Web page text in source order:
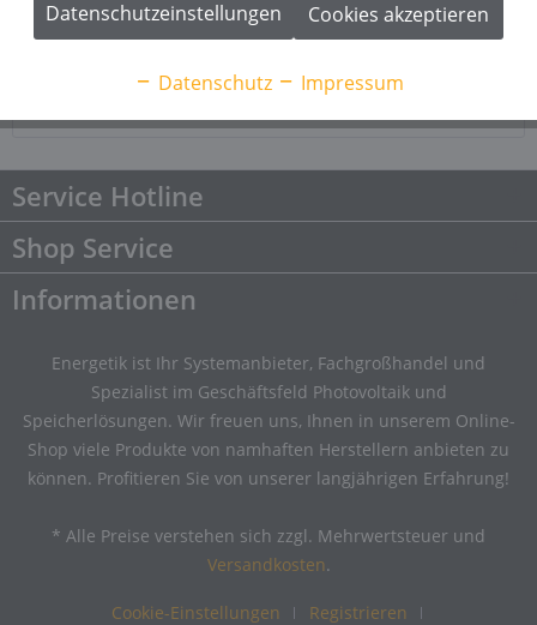
Stringstromüberwachung und...mehr
Service Hotline
Shop Service
Informationen
Energetik ist Ihr Systemanbieter, Fachgroßhandel und
Spezialist im Geschäftsfeld Photovoltaik und
Speicherlösungen. Wir freuen uns, Ihnen in unserem Online-
Shop viele Produkte von namhaften Herstellern anbieten zu
können. Profitieren Sie von unserer langjährigen Erfahrung!
* Alle Preise verstehen sich zzgl. Mehrwertsteuer und
Versandkosten.
Cookie-Einstellungen Registrieren
Datenschutzeinstellungen
Cookies akzeptieren
Datenschutz Impressum